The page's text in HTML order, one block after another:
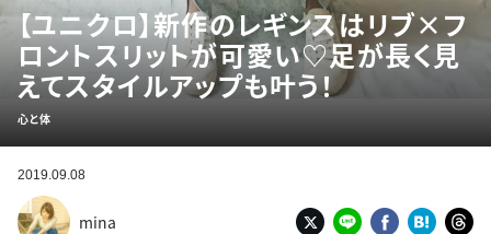
【ユニクロ】新作のレギンスはリブ×フ
ロントスリットが可愛い♡足が長く見
えてスタイルアップも叶う！
心と体
2019.09.08
mina